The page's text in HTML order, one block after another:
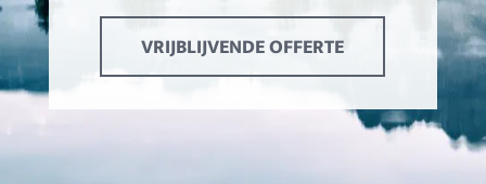
VRIJBLIJVENDE OFFERTE